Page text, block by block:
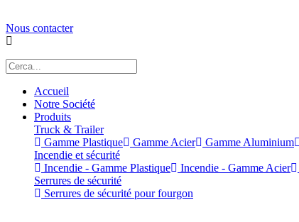
Nous contacter
Accueil
Notre Société
Produits
Truck & Trailer
Gamme Plastique
Gamme Acier Gamme Aluminium
Incendie et sécurité
Incendie - Gamme Plastique
Incendie - Gamme Acier
Serrures de sécurité
Serrures de sécurité pour fourgon